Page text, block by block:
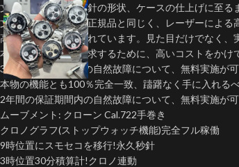
文字盤のフォント、針の形状、ケースの仕上げに至る
文字盤はロレックス正規品と同じく、レーザーによる
高い可読性が保証されています。見た目だけでなく、
本物に近い品質を追求するために、高いコストをかけ
3年間の保証期間内の自然故障について、無料実施が可
本物の機能とも100％完全一致、躊躇なく手に入れる
2年間の保証期間内の自然故障について、無料実施が可
ムーブメント: クローン Cal.722手巻き
クロノグラフ(ストップウォッチ機能)完全フル稼働
9時位置にスモセコを移行!永久秒針
3時位置30分積算計!クロノ連動